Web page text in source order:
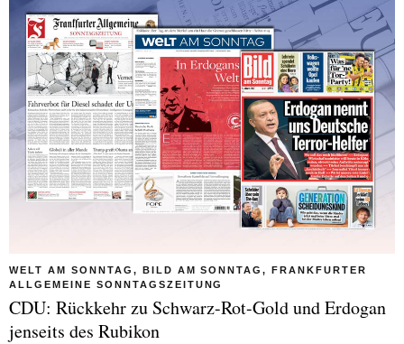
WELT AM SONNTAG, BILD AM SONNTAG, FRANKFURTER
ALLGEMEINE SONNTAGSZEITUNG
CDU: Rückkehr zu Schwarz-Rot-Gold und Erdogan
jenseits des Rubikon